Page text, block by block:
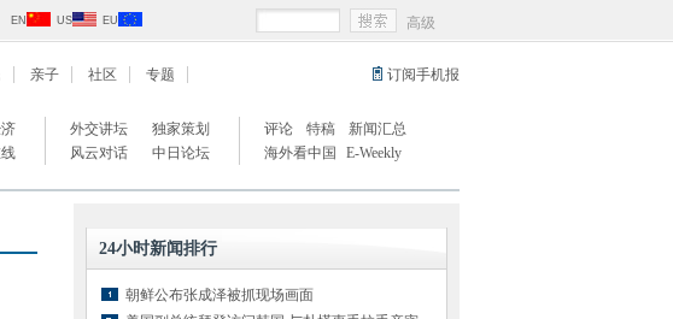
EN US EU 高级
订阅手机报
亲子 社区 专题
外交讲坛
独家策划
风云对话
中日论坛
评论 特稿
新闻汇总
海外看中国
E-Weekly
24小时新闻排行
朝鲜公布张成泽被抓现场画面